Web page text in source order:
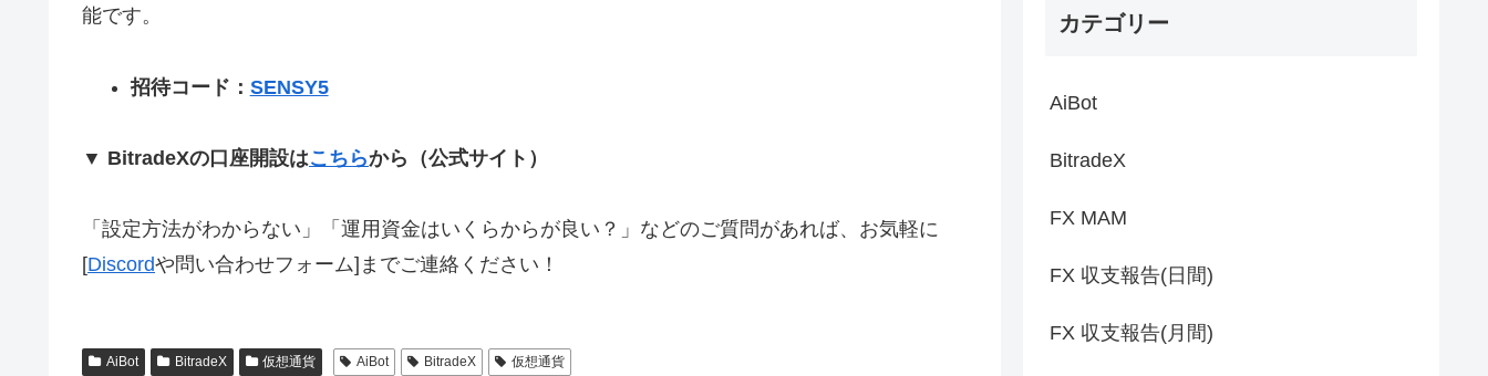
能です。
招待コード： SENSY5
▼ BitradeXの口座開設はこちらから（公式サイト）
「設定方法がわからない」「運用資金はいくらからが良い？」などのご質問があれば、お気軽に
[Discordや問い合わせフォーム]までご連絡ください！
AiBot BitradeX 仮想通貨 AiBot BitradeX 仮想通貨
カテゴリー
AiBot
BitradeX
FX MAM
FX 収支報告(日間)
FX 収支報告(月間)